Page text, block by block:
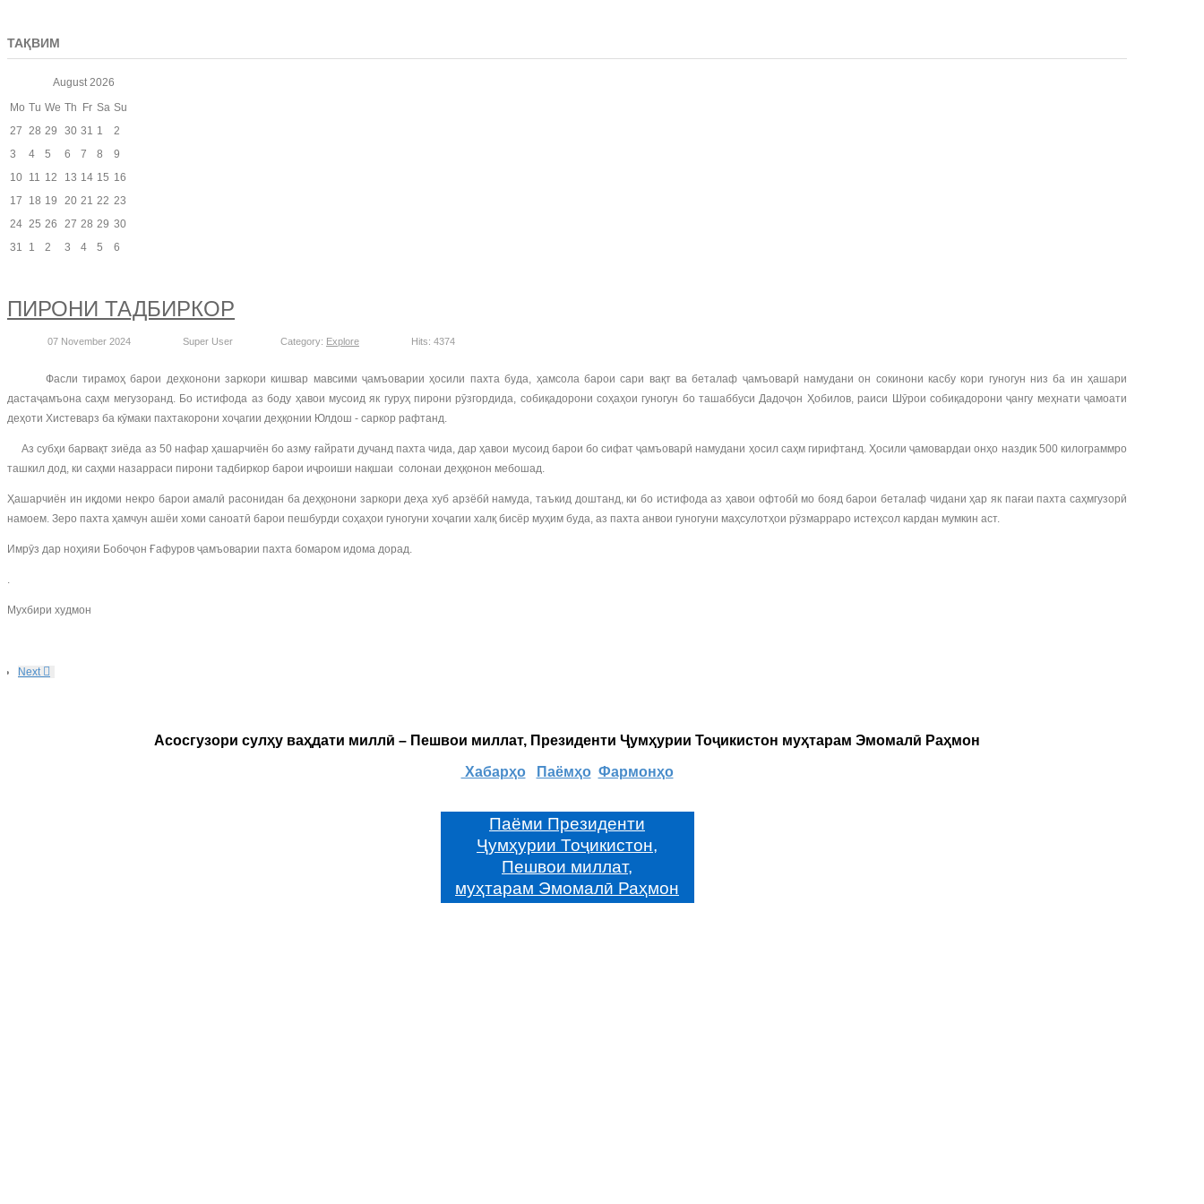
ТАҚВИМ
August 2026
Mo Tu We Th Fr Sa Su
27 28 29 30 31 1
2
3
4 5 6 7 8
9
10 11 12 13 14 15 16
17
18 19 20 21 22 23
24 25 26 27 28 29 30
31
1 2 3 4 5 6
ПИРОНИ ТАДБИРКОР
07 November 2024 Super User Category: Explore Hits: 4374
Фасли тирамоҳ барои деҳконони заркори кишвар мавсими ҷамъоварии ҳосили пахта буда, ҳамсола барои сари вақт ва беталаф ҷамъоварӣ намудани он сокинони касбу кори гуногун низ ба ин ҳашари
дастаҷамъона саҳм мегузоранд. Бо истифода аз боду ҳавои мусоид як гуруҳ пирони рӯзгордида, собиқадорони соҳаҳои гуногун бо ташаббуси Дадоҷон Ҳобилов, раиси Шӯрои собиқадорони ҷангу меҳнати ҷамоати
деҳоти Хистеварз ба кӯмаки пахтакорони хоҷагии деҳқонии Юлдош - саркор рафтанд.
Аз субҳи барвақт зиёда аз 50 нафар ҳашарчиён бо азму ғайрати дучанд пахта чида, дар ҳавои мусоид барои бо сифат ҷамъоварӣ намудани ҳосил саҳм гирифтанд. Ҳосили ҷамовардаи онҳо наздик 500 килограммро
ташкил дод, ки саҳми назарраси пирони тадбиркор барои иҷроиши нақшаи солонаи деҳқонон мебошад.
Ҳашарчиён ин иқдоми некро барои амалӣ расонидан ба деҳқонони заркори деҳа хуб арзёбӣ намуда, таъкид доштанд, ки бо истифода аз ҳавои офтобӣ мо бояд барои беталаф чидани ҳар як пағаи пахта саҳмгузорӣ
намоем. Зеро пахта ҳамчун ашёи хоми саноатӣ барои пешбурди соҳаҳои гуногуни хоҷагии халқ бисёр муҳим буда, аз пахта анвои гуногуни маҳсулотҳои рӯзмарраро истеҳсол кардан мумкин аст.
Имрӯз дар ноҳияи Бобоҷон Ғафуров ҷамъоварии пахта бомаром идома дорад.
.
Мухбири худмон
Next
Асосгузори сулҳу ваҳдати миллӣ – Пешвои миллат, Президенти Ҷумҳурии Тоҷикистон муҳтарам Эмомалӣ Раҳмон
Хабарҳо Паёмҳо Фармонҳо
Паёми Президенти
Ҷумҳурии Тоҷикистон,
Пешвои миллат,
муҳтарам Эмомалӣ Раҳмон